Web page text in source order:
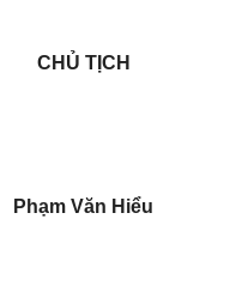
CHỦ TỊCH
Phạm Văn Hiểu